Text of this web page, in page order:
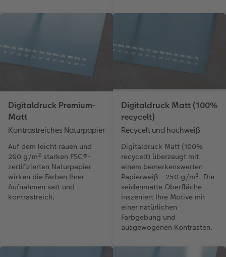
Digitaldruck Premium-
Matt
Kontrastreiches Naturpapier
Auf dem leicht rauen und
260 g/m² starken FSC®-
zertifizierten Naturpapier
wirken die Farben Ihrer
Aufnahmen satt und
kontrastreich.
Digitaldruck Matt (100%
recycelt)
Recycelt und hochweiß
Digitaldruck Matt (100%
recycelt) überzeugt mit
einem bemerkenswerten
Papierweiß - 250 g/m². Die
seidenmatte Oberfläche
inszeniert Ihre Motive mit
einer natürlichen
Farbgebung und
ausgewogenen Kontrasten.